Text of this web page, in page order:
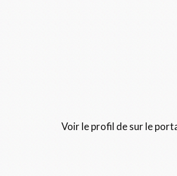
Voir le profil desur le